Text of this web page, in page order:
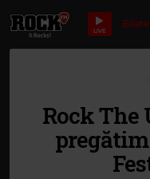
LIVE
Bilete
Rock The